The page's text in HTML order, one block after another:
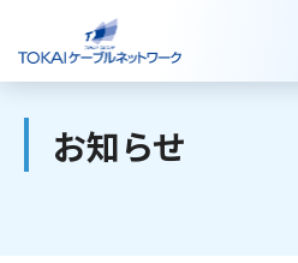
ご検討中のお客様
お知らせ